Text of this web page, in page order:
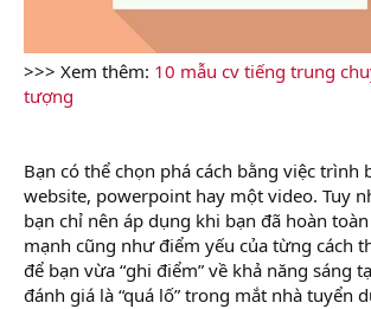
>>> Xem thêm: 10 mẫu cv tiếng trung
tượng
Bạn có thể chọn phá cách bằng việc trình
website, powerpoint hay một video. Tuy
bạn chỉ nên áp dụng khi bạn đã hoàn
mạnh cũng như điểm yếu của từng cách
để bạn vừa “ghi điểm” về khả năng sáng
đánh giá là “quá lố” trong mắt nhà tuyển